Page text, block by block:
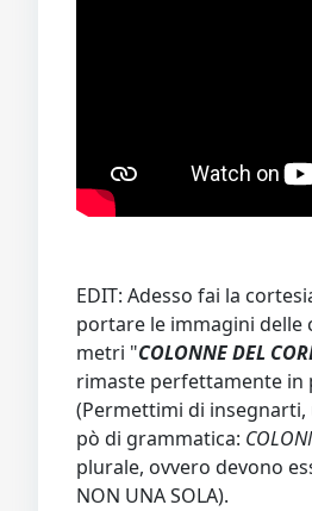
EDIT: Adesso fai la
portare le immagini delle
metri "COLONNE DEL
rimaste perfettamente in
(Permettimi di insegnarti,
pò di grammatica:
plurale, ovvero devono
NON UNA SOLA).